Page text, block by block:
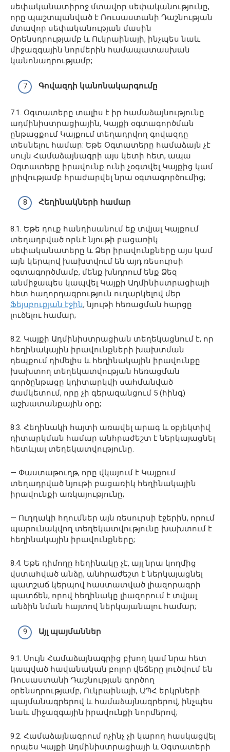
սեփականատիրոջ մտավոր սեփականությունը,
որը պաշտպանված է Ռուսաստանի Դաշնության
մտավոր սեփականության մասին
Օրենսդրությամբ և Ուկրաինայի, ինչպես նաև
միջազգային նորմերին համապատասխան
կանոնադրությամբ;
Գովազդի կանոնակարգումը
7.1. Օգտատերը տալիս է իր համաձայնությունը
ադմինիստրացիային, Կայքի օգտագործման
ընթացքում Կայքում տեղադրվող գովազդը
տեսնելու համար: Եթե Օգտատերը համաձայն չէ
սույն Համաձայնագրի այս կետի հետ, ապա
Օգտատերը իրավունք ունի չօգտվել Կայքից կամ
լրիվությամբ հրաժարվել նրա օգտագործումից;
Հեղինակների համար
8.1. Եթե դուք հանդիսանում եք տվյալ Կայքում
տեղադրված որևէ նյութի բացառիկ
սեփականատերը և Ձեր իրավունքները այս կամ
այն կերպով խախտվում են այդ ռեսուրսի
օգտագործմամբ, մենք խնդրում ենք Ձեզ
անմիջապես կապվել Կայքի Ադմինիստրացիայի
հետ հաղորդագրություն ուղարկելով մեր
Ֆեյսբուքյան էջին, նյութի հեռացման հարցը
լուծելու համար;
8.2. Կայքի Ադմինիստրացիան տեղեկացնում է, որ
հեղինակային իրավունքների խախտման
դեպքում դիմելիս և հեղինակային իրավունքը
խախտող տեղեկատվության հեռացման
գործընթացը կդիտարկվի սահմանված
ժամկետում, որը չի գերազանցում 5 (հինգ)
աշխատանքային օրը;
8.3. Հեղինակի հայտի առավել արագ և օբյեկտիվ
դիտարկման համար անհրաժեշտ է ներկայացնել
հետևյալ տեղեկատվությունը.
— Փաստաթուղթ, որը վկայում է Կայքում
տեղադրված նյութի բացառիկ հեղինակային
իրավունքի առկայությունը;
— Ուղղակի հղումներ այն ռեսուրսի էջերին, որում
պարունակվող տեղեկատվությունը խախտում է
հեղինակային իրավունքները;
8.4. Եթե դիմողը հեղինակը չէ, այլ նրա կողմից
վստահված անձը, անհրաժեշտ է ներկայացնել
պատշաճ կերպով հաստատված լիազորագրի
պատճեն, որով հեղինակը լիազորում է տվյալ
անձին նման հայտով ներկայանալու համար;
Այլ պայմաններ
9.1. Սույն Համաձայնագրից բխող կամ նրա հետ
կապված հավանական բոլոր վեճերը լուծվում են
Ռուսաստանի Դաշնության գործող
օրենսդրությամբ, Ուկրաինայի, ԱՊՀ երկրների
պայմանագրերով և համաձայնագրերով, ինչպես
նաև միջազգային իրավունքի նորմերով;
9.2. Համաձայնագրում ոչինչ չի կարող հասկացվել
որպես Կայքի Ադմինիստրացիայի և Օգտատերի